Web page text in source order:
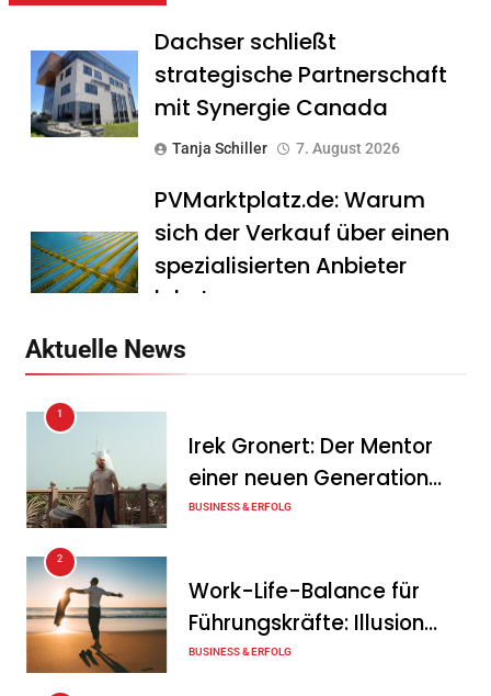
Dachser schließt
strategische Partnerschaft
mit Synergie Canada
Tanja Schiller 7. August 2026
PVMarktplatz.de: Warum
sich der Verkauf über einen
spezialisierten Anbieter
lohnt
Mitarbeitergespräch pro
Jahr nichts verändert – und
was stattdessen
Verbindlichkeit schafft
Tanja Schiller 7. August 2026
Wenn jede Minute zählt: Wie
Onboard-Kurier-Spezialist
Aktuelle News
1
Irek Gronert: Der Mentor
einer neuen Generation
von Unternehmern
BUSINESS & ERFOLG
2
Work-Life-Balance für
Führungskräfte: Illusion
oder echte Chance?
BUSINESS & ERFOLG